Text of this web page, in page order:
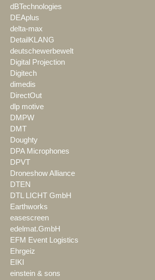
dBTechnologies
DEAplus
delta-max
DetailKLANG
deutschewerbewelt
Digital Projection
Digitech
dimedis
DirectOut
dlp motive
DMPW
DMT
Doughty
DPA Microphones
DPVT
Droneshow Alliance
DTEN
DTL LICHT GmbH
Earthworks
easescreen
edelmat.GmbH
EFM Event Logistics
Ehrgeiz
EIKI
einstein & sons